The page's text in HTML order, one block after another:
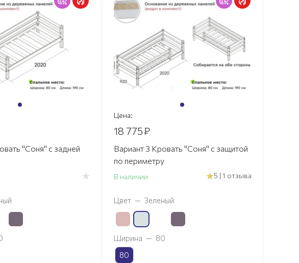
"Соня" с задней
Цена:
18 775₽
Вариант 3 Кровать "Соня" с защитой
по периметру
В наличии 5 | 1 отзыва
Цвет — Зеленый
Ширина — 80
80